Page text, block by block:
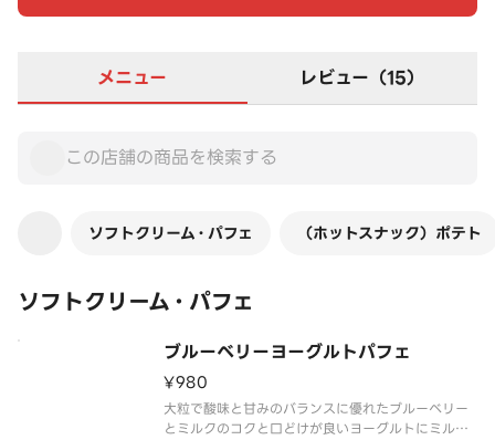
メニュー レビュー（15）
ソフトクリーム・パフェ （ホットスナック）ポテト
ソフトクリーム・パフェ
ブルーベリーヨーグルトパフェ
¥980
大粒で酸味と甘みのバランスに優れたブルーベリー
とミルクのコクと口どけが良いヨーグルトにミルク